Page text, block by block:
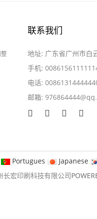
联系我们
地址: 广东省广州市白
手机:
电话:
邮箱:
Portugues Japanese
宏印刷科技有限公司